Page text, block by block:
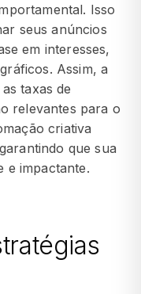
Isso
seus anúncios
em interesses,
Assim, a
taxas de
relevantes para o
criativa
que sua
e impactante.